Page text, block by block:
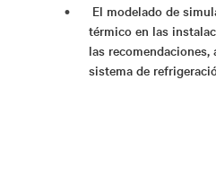
El modelado de
térmico en las
las
sistema de